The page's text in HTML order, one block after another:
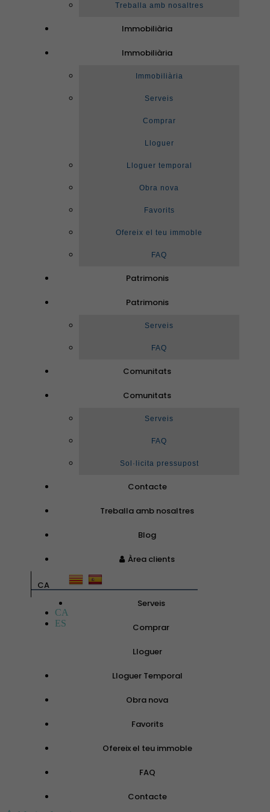
Treballa amb nosaltres
Immobiliària
Immobiliària
Immobiliària
Serveis
Comprar
Lloguer
Lloguer temporal
Obra nova
Favorits
Ofereix el teu immoble
FAQ
Patrimonis
Patrimonis
Serveis
FAQ
Comunitats
Comunitats
Serveis
FAQ
Sol·licita pressupost
Contacte
Treballa amb nosaltres
Blog
Àrea clients
CA
CA
ES
Serveis
Comprar
Lloguer
Lloguer Temporal
Obra nova
Favorits
Ofereix el teu immoble
FAQ
Contacte